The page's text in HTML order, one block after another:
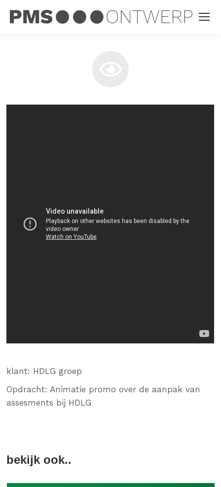
klant: HDLG groep
Opdracht: Animatie promo over de aanpak van
assesments bij HDLG
bekijk ook..